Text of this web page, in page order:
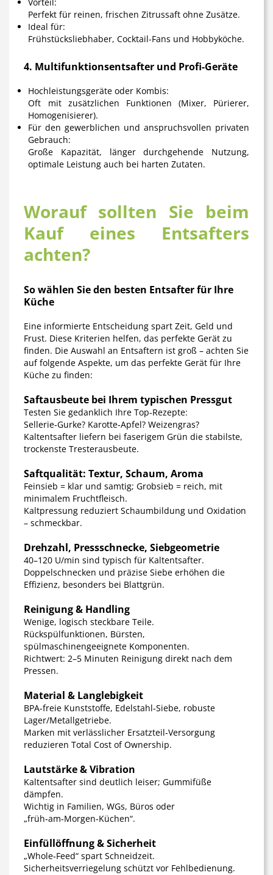
Perfekt für reinen, frischen Zitrussaft ohne Zusätze.
Ideal für:
Frühstücksliebhaber, Cocktail-Fans und Hobbyköche.
4. Multifunktionsentsafter und Profi-Geräte
Hochleistungsgeräte oder Kombis:
Oft mit zusätzlichen Funktionen (Mixer, Pürierer,
Homogenisierer).
Für den gewerblichen und anspruchsvollen privaten
Gebrauch:
Große Kapazität, länger durchgehende Nutzung,
optimale Leistung auch bei harten Zutaten.
Worauf sollten Sie beim
Kauf eines Entsafters
achten?
So wählen Sie den besten Entsafter für Ihre
Küche
Eine informierte Entscheidung spart Zeit, Geld und
Frust. Diese Kriterien helfen, das perfekte Gerät zu
finden. Die Auswahl an Entsaftern ist groß – achten Sie
auf folgende Aspekte, um das perfekte Gerät für Ihre
Küche zu finden:
Saftausbeute bei Ihrem typischen Pressgut
Testen Sie gedanklich Ihre Top‑Rezepte:
Sellerie‑Gurke? Karotte‑Apfel? Weizengras?
Kaltentsafter liefern bei faserigem Grün die stabilste,
trockenste Tresterausbeute.
Saftqualität: Textur, Schaum, Aroma
Feinsieb = klar und samtig; Grobsieb = reich, mit
minimalem Fruchtfleisch.
Kaltpressung reduziert Schaumbildung und Oxidation
– schmeckbar.
Drehzahl, Pressschnecke, Siebgeometrie
40–120 U/min sind typisch für Kaltentsafter.
Doppelschnecken und präzise Siebe erhöhen die
Effizienz, besonders bei Blattgrün.
Reinigung & Handling
Wenige, logisch steckbare Teile.
Rückspülfunktionen, Bürsten,
spülmaschinengeeignete Komponenten.
Richtwert: 2–5 Minuten Reinigung direkt nach dem
Pressen.
Material & Langlebigkeit
BPA‑freie Kunststoffe, Edelstahl‑Siebe, robuste
Lager/Metallgetriebe.
Marken mit verlässlicher Ersatzteil‑Versorgung
reduzieren Total Cost of Ownership.
Lautstärke & Vibration
Kaltentsafter sind deutlich leiser; Gummifüße
dämpfen.
Wichtig in Familien, WGs, Büros oder
„früh‑am‑Morgen‑Küchen“.
Einfüllöffnung & Sicherheit
„Whole‑Feed“ spart Schneidzeit.
Sicherheitsverriegelung schützt vor Fehlbedienung.